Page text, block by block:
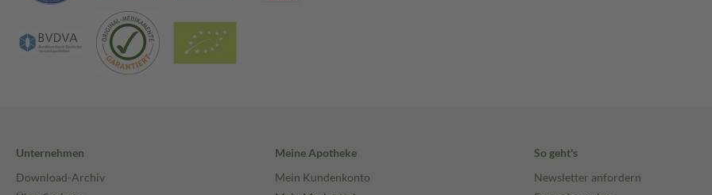
Unternehmen
Download-Archiv
Meine Apotheke
Mein Kundenkonto
So geht's
Newsletter anfordern